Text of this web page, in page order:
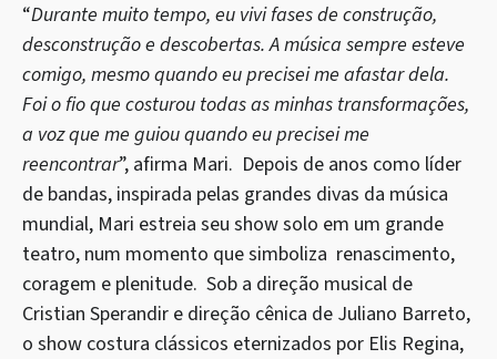
“Durante muito tempo, eu vivi fases de construção,
desconstrução e descobertas. A música sempre esteve
comigo, mesmo quando eu precisei me afastar dela.
Foi o fio que costurou todas as minhas transformações,
a voz que me guiou quando eu precisei me
reencontrar”, afirma Mari. Depois de anos como líder
de bandas, inspirada pelas grandes divas da música
mundial, Mari estreia seu show solo em um grande
teatro, num momento que simboliza renascimento,
coragem e plenitude. Sob a direção musical de
Cristian Sperandir e direção cênica de Juliano Barreto,
o show costura clássicos eternizados por Elis Regina,